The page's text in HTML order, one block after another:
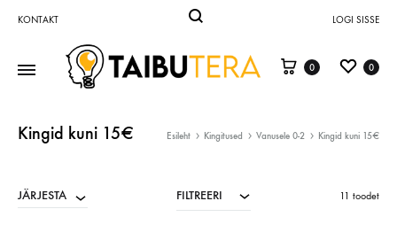
KONTAKT LOGI SISSE
ja
Taibutera
0 0
Kingid kuni 15€ Esileht Kingitused Vanusele 0-2 Kingid kuni 15€
JÄRJESTA FILTREERI 11 toodet